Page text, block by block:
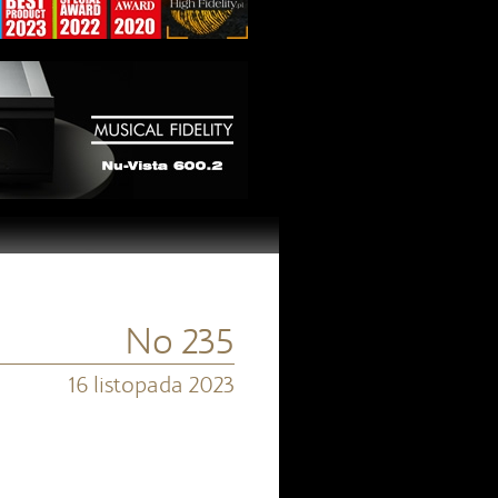
No 235
16 listopada 2023